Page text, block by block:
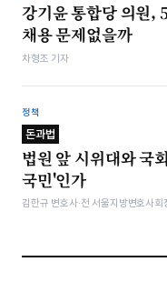
강기윤 통합당 의원,
채용 문제없을까
차형조 기자
정책
돈과법
법원 앞 시위대와 국
국민'인가
김한규 변호사·전 서울지방변호사회